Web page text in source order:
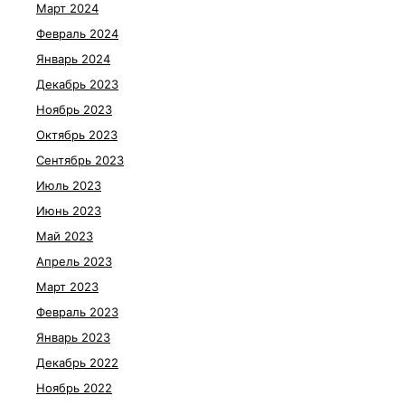
Март 2024
Февраль 2024
Январь 2024
Декабрь 2023
Ноябрь 2023
Октябрь 2023
Сентябрь 2023
Июль 2023
Июнь 2023
Май 2023
Апрель 2023
Март 2023
Февраль 2023
Январь 2023
Декабрь 2022
Ноябрь 2022